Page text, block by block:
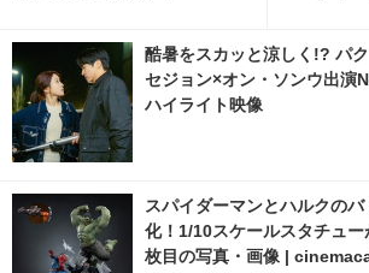
酷暑をスカッと涼しく!? パ
セジョン×オン・ソンウ出演
ハイライト映像
スパイダーマンとハルクの
化！1/10スケールスタチュ
枚目の写真・画像 |